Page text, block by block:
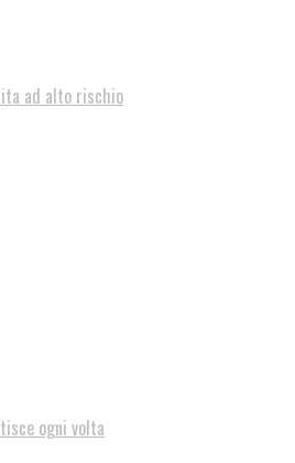
ad alto rischio
ogni volta